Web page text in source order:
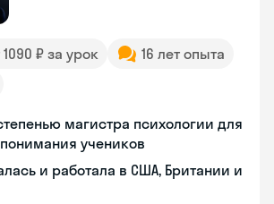
1090 ₽ за урок
16 лет опыта
магистра психологии для
понимания учеников
и работала в США, Британии и